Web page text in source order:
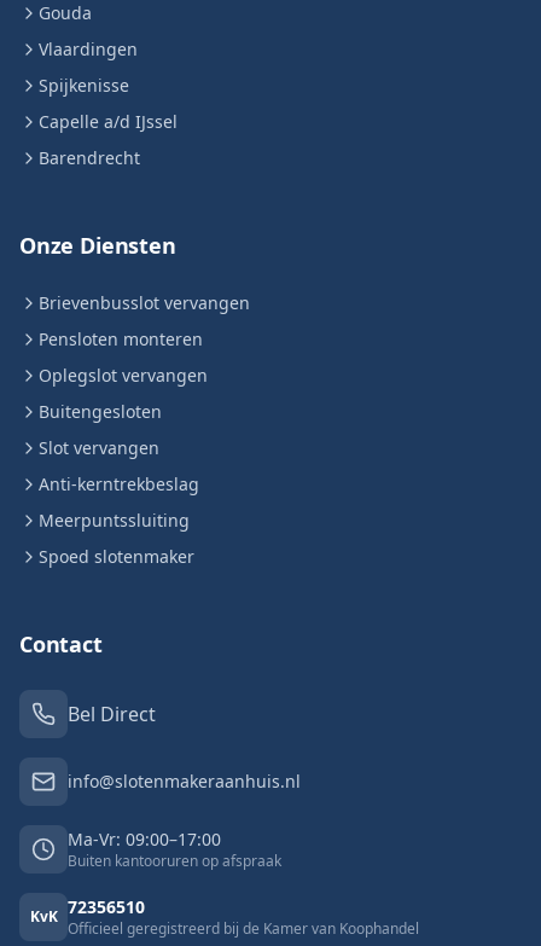
Gouda
Vlaardingen
Spijkenisse
Capelle a/d IJssel
Barendrecht
Onze Diensten
Brievenbusslot vervangen
Pensloten monteren
Oplegslot vervangen
Buitengesloten
Slot vervangen
Anti-kerntrekbeslag
Meerpuntssluiting
Spoed slotenmaker
Contact
Bel Direct
info@slotenmakeraanhuis.nl
Ma-Vr: 09:00–17:00
Buiten kantooruren op afspraak
KvK 72356510
Officieel geregistreerd bij de Kamer van Koophandel